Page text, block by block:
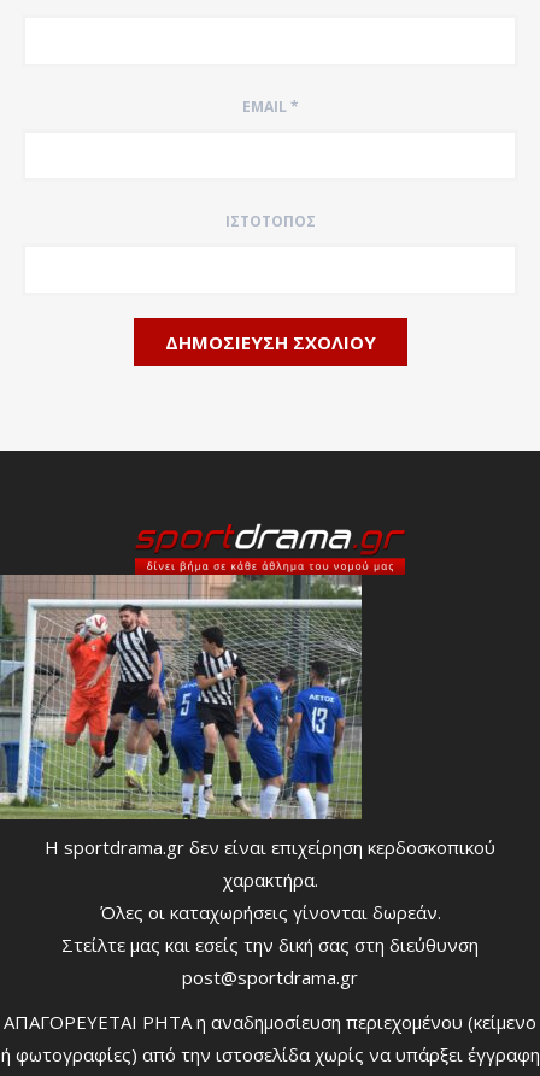
EMAIL*
ΙΣΤΌΤΟΠΟΣ
Η sportdrama.gr δεν είναι επιχείρηση κερδοσκοπικού
χαρακτήρα.
Όλες οι καταχωρήσεις γίνονται δωρεάν.
Στείλτε μας και εσείς την δική σας στη διεύθυνση
post@sportdrama.gr
ΑΠΑΓΟΡΕΥΕΤΑΙ ΡΗΤΑ η αναδημοσίευση περιεχομένου (κείμενο
ή φωτογραφίες) από την ιστοσελίδα χωρίς να υπάρξει έγγραφη